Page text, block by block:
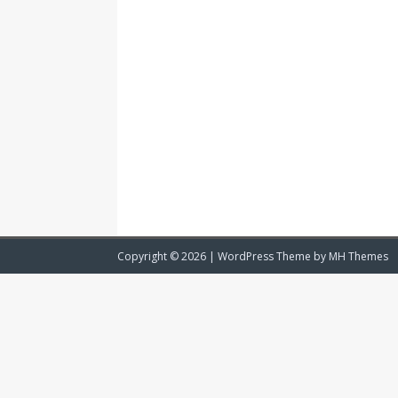
Copyright © 2026 | WordPress Theme by MH Themes